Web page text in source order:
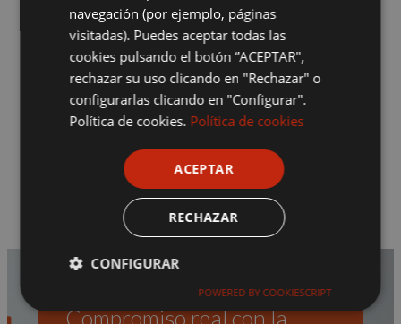
fumigación de chinchescon
productos profesionales
Control de termitas y hormigas,
protegiendo estructuras y
muebles
Fumigaciones a domicilio,rápidas
y sin molestias innecesarias
Compromiso real con la
navegación (por ejemplo, páginas
visitadas). Puedes aceptar todas las
cookies pulsando el botón “ACEPTAR",
rechazar su uso clicando en "Rechazar" o
configurarlas clicando en "Configurar".
Política de cookies. Política de cookies
ACEPTAR
RECHAZAR
CONFIGURAR
POWERED BY COOKIESCRIPT